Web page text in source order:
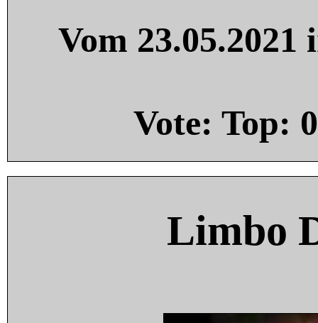
Vom
Vote: Top: 0
Limbo